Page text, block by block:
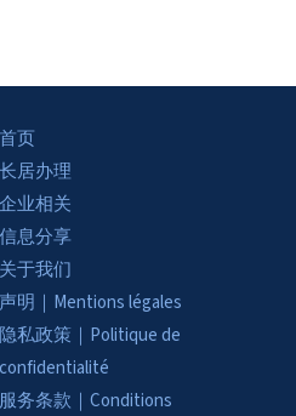
首页
长居办理
企业相关
信息分享
关于我们
声明｜Mentions légales
隐私政策｜Politique de
confidentialité
服务条款｜Conditions